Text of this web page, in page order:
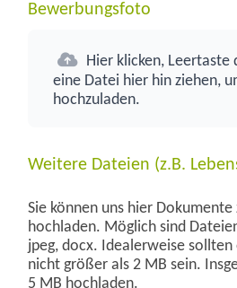
Bewerbungsfoto
Hier klicken, Leertaste
eine Datei hier hin ziehen,
hochzuladen.
Weitere Dateien (z.B.
Sie können uns hier
hochladen. Möglich sind
jpeg, docx. Idealerweise
nicht größer als 2 MB sein.
5 MB hochladen.